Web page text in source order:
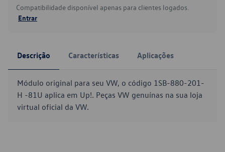
Compatibilidade disponível apenas para clientes logados.
Entrar
Descrição Características Aplicações
Módulo original para seu VW, o código 1SB-880-201-
H -81U aplica em Up!. Peças VW genuínas na sua loja
virtual oficial da VW.